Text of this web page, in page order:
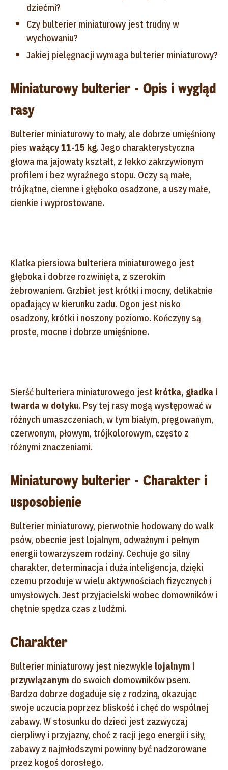
dziećmi?
Czy bulterier miniaturowy jest trudny w
wychowaniu?
Jakiej pielęgnacji wymaga bulterier miniaturowy?
Miniaturowy bulterier - Opis i wygląd
rasy
Bulterier miniaturowy to mały, ale dobrze umięśniony
pies ważący 11-15 kg. Jego charakterystyczna
głowa ma jajowaty kształt, z lekko zakrzywionym
profilem i bez wyraźnego stopu. Oczy są małe,
trójkątne, ciemne i głęboko osadzone, a uszy małe,
cienkie i wyprostowane.
Klatka piersiowa bulteriera miniaturowego jest
głęboka i dobrze rozwinięta, z szerokim
żebrowaniem. Grzbiet jest krótki i mocny, delikatnie
opadający w kierunku zadu. Ogon jest nisko
osadzony, krótki i noszony poziomo. Kończyny są
proste, mocne i dobrze umięśnione.
Sierść bulteriera miniaturowego jest krótka, gładka i
twarda w dotyku. Psy tej rasy mogą występować w
różnych umaszczeniach, w tym białym, pręgowanym,
czerwonym, płowym, trójkolorowym, często z
różnymi znaczeniami.
Miniaturowy bulterier - Charakter i
usposobienie
Bulterier miniaturowy, pierwotnie hodowany do walk
psów, obecnie jest lojalnym, odważnym i pełnym
energii towarzyszem rodziny. Cechuje go silny
charakter, determinacja i duża inteligencja, dzięki
czemu przoduje w wielu aktywnościach fizycznych i
umysłowych. Jest przyjacielski wobec domowników i
chętnie spędza czas z ludźmi.
Charakter
Bulterier miniaturowy jest niezwykle lojalnym i
przywiązanym do swoich domowników psem.
Bardzo dobrze dogaduje się z rodziną, okazując
swoje uczucia poprzez bliskość i chęć do wspólnej
zabawy. W stosunku do dzieci jest zazwyczaj
cierpliwy i przyjazny, choć z racji jego energii i siły,
zabawy z najmłodszymi powinny być nadzorowane
przez kogoś dorosłego.